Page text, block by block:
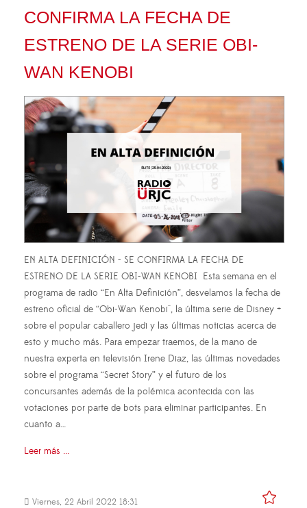
CONFIRMA LA FECHA DE
ESTRENO DE LA SERIE OBI-
WAN KENOBI
EN ALTA DEFINICIÓN - SE CONFIRMA LA FECHA DE
ESTRENO DE LA SERIE OBI-WAN KENOBI Esta semana en el
programa de radio “En Alta Definición”, desvelamos la fecha de
estreno oficial de “Obi-Wan Kenobi'', la última serie de Disney +
sobre el popular caballero jedi y las últimas noticias acerca de
esto y mucho más. Para empezar traemos, de la mano de
nuestra experta en televisión Irene Diaz, las últimas novedades
sobre el programa “Secret Story” y el futuro de los
concursantes además de la polémica acontecida con las
votaciones por parte de bots para eliminar participantes. En
cuanto a…
Leer más ...
Viernes, 22 Abril 2022 18:31